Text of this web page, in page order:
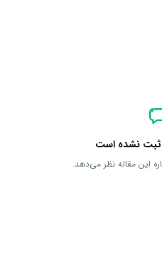
ثبت نشده است
این مقاله نظر می‌دهد.